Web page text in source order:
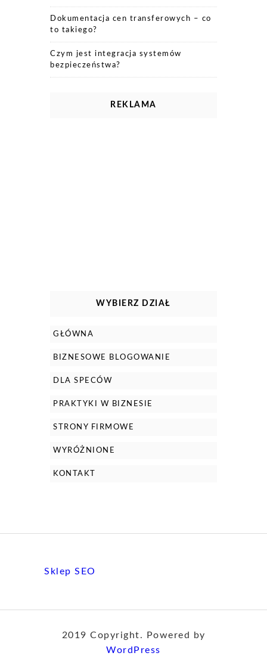
Dokumentacja cen transferowych – co
to takiego?
Czym jest integracja systemów
bezpieczeństwa?
REKLAMA
WYBIERZ DZIAŁ
GŁÓWNA
BIZNESOWE BLOGOWANIE
DLA SPECÓW
PRAKTYKI W BIZNESIE
STRONY FIRMOWE
WYRÓŻNIONE
KONTAKT
Sklep SEO
2019 Copyright. Powered by
WordPress